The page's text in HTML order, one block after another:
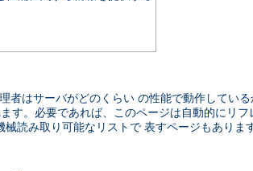
者はサーバがどのくらい の性能で動作してい
す。必要であれば、このページは自動的にリ
読み取り可能なリストで 表すページもあります